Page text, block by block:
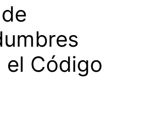
el Código